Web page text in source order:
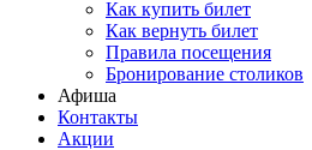
Как купить билет
Как вернуть билет
Правила посещения
Бронирование столиков
Афиша
Контакты
Акции